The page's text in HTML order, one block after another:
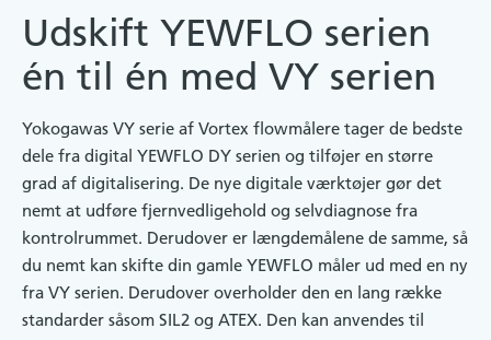
Udskift YEWFLO serien
én til én med VY serien
Yokogawas VY serie af Vortex flowmålere tager de bedste
dele fra digital YEWFLO DY serien og tilføjer en større
grad af digitalisering. De nye digitale værktøjer gør det
nemt at udføre fjernvedligehold og selvdiagnose fra
kontrolrummet. Derudover er længdemålene de samme, så
du nemt kan skifte din gamle YEWFLO måler ud med en ny
fra VY serien. Derudover overholder den en lang række
standarder såsom SIL2 og ATEX. Den kan anvendes til